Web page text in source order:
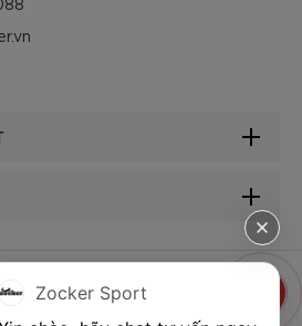
© 2025 của Zocker.
& SEO - Tất Thành
Zocker Sport